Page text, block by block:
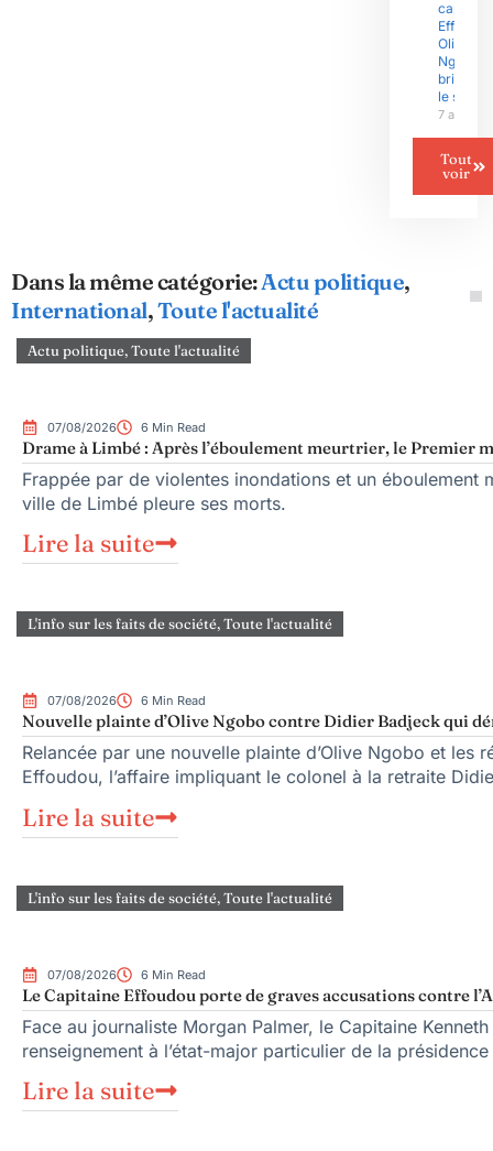
Olive
Ngobo
brise
le
7 août
Tout
voir
Dans la même catégorie:Actu politique,
International,Toute l'actualité
Actu politique,Toute l'actualité
07/08/2026 6 Min Read
Drame à Limbé : Après l’éboulement meurtrier, le Premier
Frappée par de violentes inondations et un
ville de Limbé pleure ses morts.
Lire la suite
L'info sur les faits de société,Toute l'actualité
07/08/2026 6 Min Read
Nouvelle plainte d’Olive Ngobo contre Didier Badjeck qui
Relancée par une nouvelle plainte d’Olive Ngobo et les
Effoudou, l’affaire impliquant le colonel à la retraite
Lire la suite
L'info sur les faits de société,Toute l'actualité
07/08/2026 6 Min Read
Le Capitaine Effoudou porte de graves accusations contre
Face au journaliste Morgan Palmer, le Capitaine
renseignement à l’état-major particulier de la
Lire la suite